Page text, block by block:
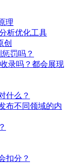
理
析优化工具
创
罚吗？
录吗？都会展现
什么？
布不同领域的内
扣分？